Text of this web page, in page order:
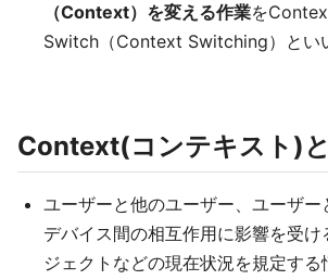
（Context）を変える作業を
Switch（Context Switching）とい
Context(コンテキスト)
ユーザーと他のユーザー、ユーザー
デバイス間の相互作用に影響を受
ジェクトなどの現在状況を規定する